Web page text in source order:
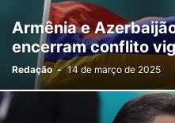
Armênia e
encerram conflito
Redação - 14 de março de 2025